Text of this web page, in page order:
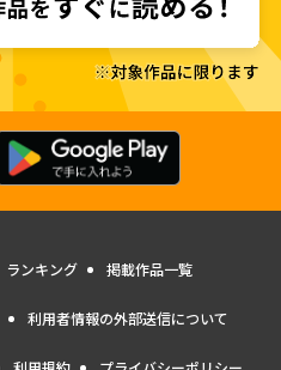
ランキング 掲載作品一覧
利用者情報の外部送信について